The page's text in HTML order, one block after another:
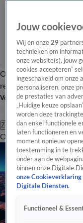
Overzicht Laatste nieuws
redactie
Volg Hart van Nederland
Zoeken
OverzichtRegio
Jouw
Wij en onze29
technieken om
onze website(s), jouw
cookies accepteren”
ingeschakeld om onze
personaliseren, onze
de prestaties van
„Huidige keuze
worden deze
dan enkel functionele
laten functioneren en
moment opnieuw
toestemming in te
onder aan de
binnen onze Digitale
onze
Digitale Diensten.
Functioneel &